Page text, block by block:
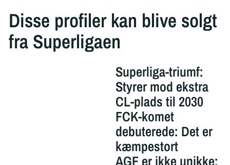
Disse profiler kan blive solgt
fra Superligaen
Superliga-triumf:
Styrer mod ekstra
CL-plads til 2030
FCK-komet
debuterede: Det er
kæmpestort
AGF er ikke unikke: